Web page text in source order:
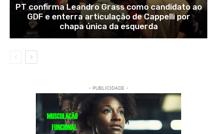
PT confirma Leandro Grass como candidato ao
GDF e enterra articulação de Cappelli por
chapa única da esquerda
- PUBLICIDADE -